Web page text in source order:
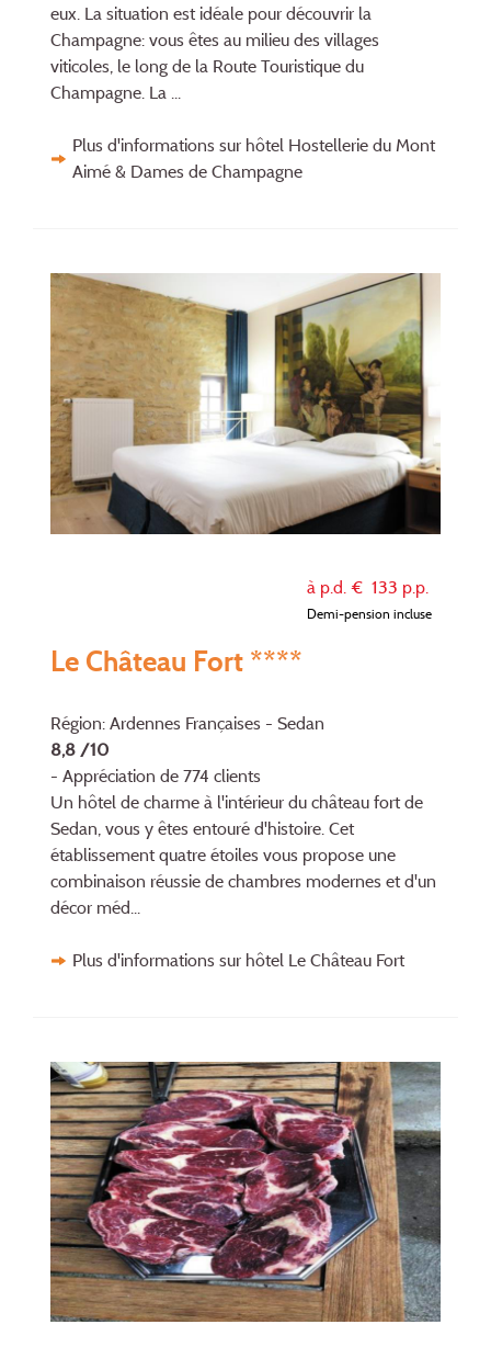
eux. La situation est idéale pour découvrir la
Champagne: vous êtes au milieu des villages
viticoles, le long de la Route Touristique du
Champagne. La ...
Plus d'informations sur hôtel Hostellerie du Mont
Aimé & Dames de Champagne
à p.d. € 133 p.p.
Demi-pension incluse
Le Château Fort ****
Région: Ardennes Françaises - Sedan
8,8 /10
- Appréciation de 774 clients
Un hôtel de charme à l'intérieur du château fort de
Sedan, vous y êtes entouré d'histoire. Cet
établissement quatre étoi­les vous propose une
combinaison réussie de chambres modernes et d'un
décor méd...
Plus d'informations sur hôtel Le Château Fort